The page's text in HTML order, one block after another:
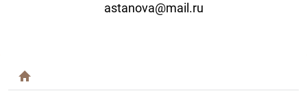
astanova@mail.ru